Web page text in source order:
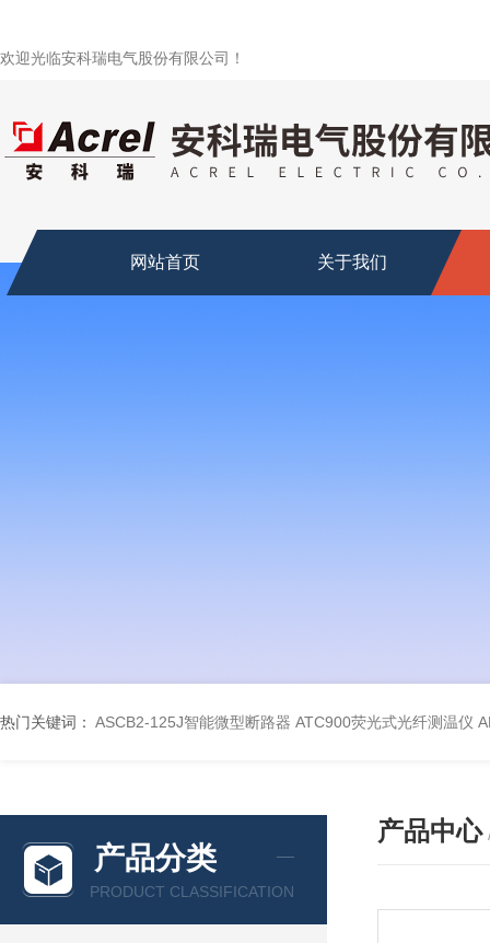
欢迎光临安科瑞电气股份有限公司！
网站首页 关于我们
热门关键词： ASCB2-125J智能微型断路器 ATC900荧光式光纤测温仪
产品分类
PRODUCT CLASSIFICATION
产品中心